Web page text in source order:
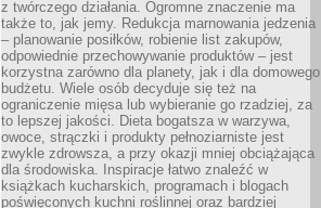
z twórczego działania. Ogromne znaczenie ma
także to, jak jemy. Redukcja marnowania jedzenia
– planowanie posiłków, robienie list zakupów,
odpowiednie przechowywanie produktów – jest
korzystna zarówno dla planety, jak i dla domowego
budżetu. Wiele osób decyduje się też na
ograniczenie mięsa lub wybieranie go rzadziej, za
to lepszej jakości. Dieta bogatsza w warzywa,
owoce, strączki i produkty pełnoziarniste jest
zwykle zdrowsza, a przy okazji mniej obciążająca
dla środowiska. Inspiracje łatwo znaleźć w
książkach kucharskich, programach i blogach
poświęconych kuchni roślinnej oraz bardziej